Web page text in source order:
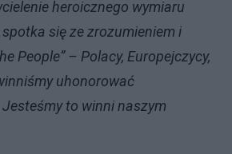
heroicznego wymiaru
się ze zrozumieniem i
People” – Polacy, Europejczycy,
uhonorować
to winni naszym